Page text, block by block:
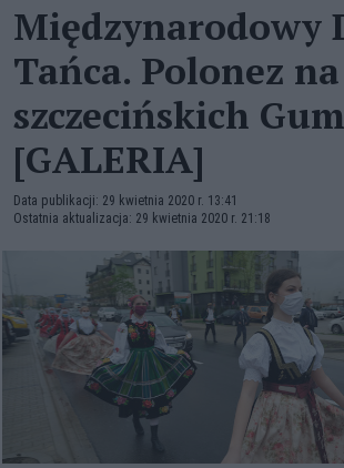
Międzynarodowy
Tańca. Polonez na
szczecińskich
[GALERIA]
Data publikacji: 29 kwietnia 2020 r. 13:41
Ostatnia aktualizacja: 29 kwietnia 2020 r. 21:18